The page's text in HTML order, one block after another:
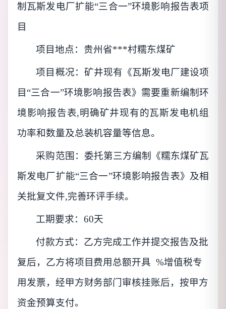
制瓦斯发电厂扩能“三合一”环境影响报告表项
目
项目地点： 贵州省***村糯东煤矿
项目概况： 矿井现有《瓦斯发电厂建设项
目 “三合一”环境影响报告表》需要重新编制环
境影响报告表,明确矿井现有的瓦斯发电机组
功率和数量及总装机容量等信息。
采购范围： 委托第三方编制《糯东煤矿瓦
斯发电厂扩能“三合一”环境影响报告表》及相
关批复文件,完善环评手续。
工期要求：60天
付款方式： 乙方完成工作并提交报告及批
复后，乙方将项目费用总额开具 %增值税专
用发票，经甲方财务部门审核挂账后，按甲方
资金预算支付。